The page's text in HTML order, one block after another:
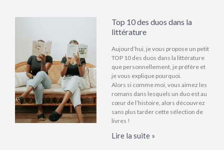
Top 10 des duos dans la
littérature
Aujourd’hui, je vous propose un petit
TOP 10 des duos dans la littérature
que personnellement, je préfère et
je vous explique pourquoi.
Alors si comme moi, vous aimez les
romans dans lesquels un duo est au
cœur de l’histoire, alors découvrez
sans plus tarder cette sélection de
livres !
Lire la suite »